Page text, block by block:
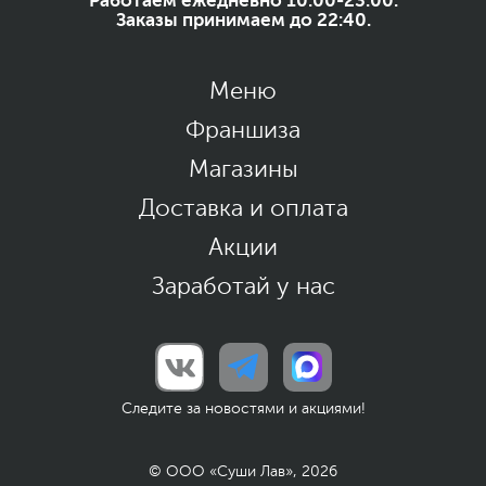
Заказы принимаем до 22:40.
Меню
Франшиза
Магазины
Доставка и оплата
Акции
Заработай у нас
Следите за новостями и акциями!
© ООО «Суши Лав», 2026